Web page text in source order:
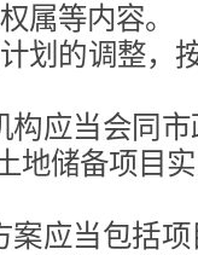
属等内容。
的调整，
当会同市
地储备项目
应当包括项